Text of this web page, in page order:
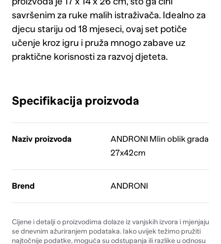
savršenim za ruke malih istraživača. Idealno za
djecu stariju od 18 mjeseci, ovaj set potiče
učenje kroz igru i pruža mnogo zabave uz
praktične korisnosti za razvoj djeteta.
Specifikacija proizvoda
Naziv proizvoda
ANDRONI Mlin oblik grada
27x42cm
Brend ANDRONI
Cijene i detalji o proizvodima dolaze iz vanjskih izvora i mjenjaju
se dnevnim ažuriranjem podataka. Iako uvijek težimo pružiti
najtočnije podatke, moguća su odstupanja ili razlike u odnosu